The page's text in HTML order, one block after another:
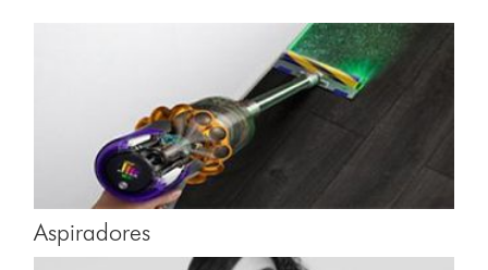
Aspiradores